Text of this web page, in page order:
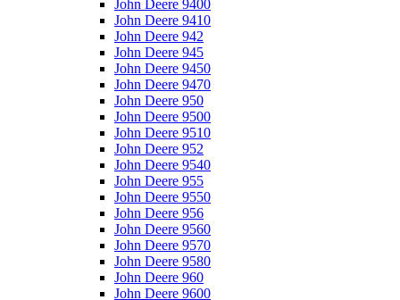
John Deere 9400
John Deere 9410
John Deere 942
John Deere 945
John Deere 9450
John Deere 9470
John Deere 950
John Deere 9500
John Deere 9510
John Deere 952
John Deere 9540
John Deere 955
John Deere 9550
John Deere 956
John Deere 9560
John Deere 9570
John Deere 9580
John Deere 960
John Deere 9600